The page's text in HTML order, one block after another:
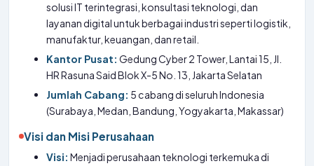
solusi IT terintegrasi, konsultasi teknologi, dan
layanan digital untuk berbagai industri seperti logistik,
manufaktur, keuangan, dan retail.
Kantor Pusat: Gedung Cyber 2 Tower, Lantai 15, Jl.
HR Rasuna Said Blok X-5 No. 13, Jakarta Selatan
Jumlah Cabang: 5 cabang di seluruh Indonesia
(Surabaya, Medan, Bandung, Yogyakarta, Makassar)
Visi dan Misi Perusahaan
Visi: Menjadi perusahaan teknologi terkemuka di